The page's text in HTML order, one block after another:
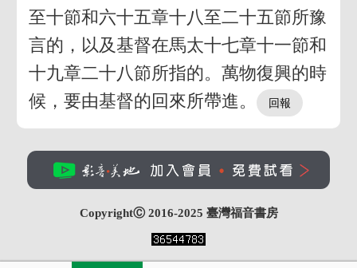
至十節和六十五章十八至二十五節所豫
言的，以及基督在馬太十七章十一節和
十九章二十八節所指的。萬物復興的時
候，要由基督的回來所帶進。
CopyrightⒸ 2016-2025 臺灣福音書房